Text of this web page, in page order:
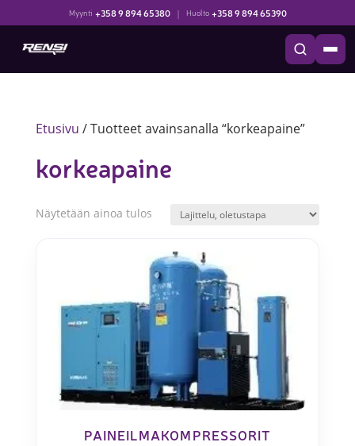
Myynti +358 9 894 65380 | Huolto +358 9 894 65390
Etusivu / Tuotteet avainsanalla “korkeapaine”
korkeapaine
Näytetään ainoa tulos
PAINEILMAKOMPRESSORIT